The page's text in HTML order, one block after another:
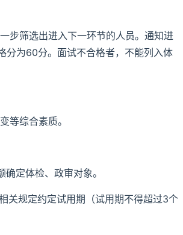
步筛选出进入下一环节的人员。通知进
分为60分。面试不合格者，不能列入体
等综合素质。
定体检、政审对象。
关规定约定试用期（试用期不得超过3个